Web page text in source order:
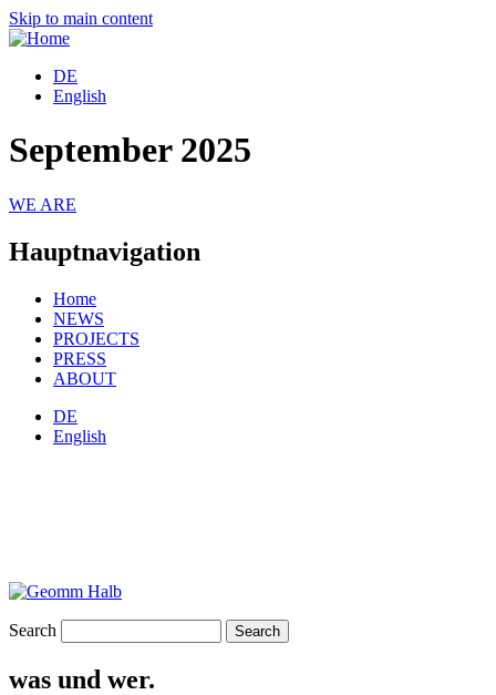
Skip to main content
DE
English
September 2025
WE ARE
Hauptnavigation
Home
NEWS
PROJECTS
PRESS
ABOUT
DE
English
Search
was und wer.